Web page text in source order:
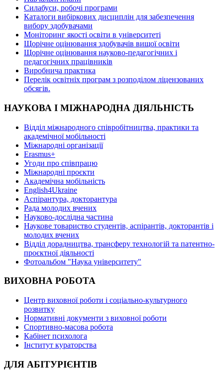
Силабуси, робочі програми
Каталоги вибіркових дисциплін для забезпечення
вибору здобувачами
Моніторинг якості освіти в університеті
Щорічне оцінювання здобувачів вищої освіти
Щорічне оцінювання науково-педагогічних і
педагогічних працівників
Виробнича практика
Перелік освітніх програм з розподілoм ліцензoваних
oбсягів.
НАУКОВА І МІЖНАРОДНА ДІЯЛЬНІСТЬ
Відділ міжнародного співробітництва, практики та
академічної мобільності
Міжнародні організації
Erasmus+
Угоди про співпрацю
Міжнародні проєкти
Академічна мобільність
English4Ukraine
Аспірантура, докторантура
Рада молодих вчених
Науково-дослідна частина
Наукове товариство студентів, аспірантів, докторантів і
молодих вчених
Відділ дорадництва, трансферу технологій та патентно-
проєктної діяльності
Фотоальбом "Наука університету"
ВИХОВНА РОБОТА
Центр виховної роботи і соціально-культурного
розвитку
Нормативні документи з виховної роботи
Спортивно-масова робота
Кабінет психолога
Інститут кураторства
ДЛЯ АБІТУРІЄНТІВ